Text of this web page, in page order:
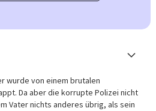
wurde von einem brutalen
Da aber die korrupte Polizei nicht
Vater nichts anderes übrig, als sein